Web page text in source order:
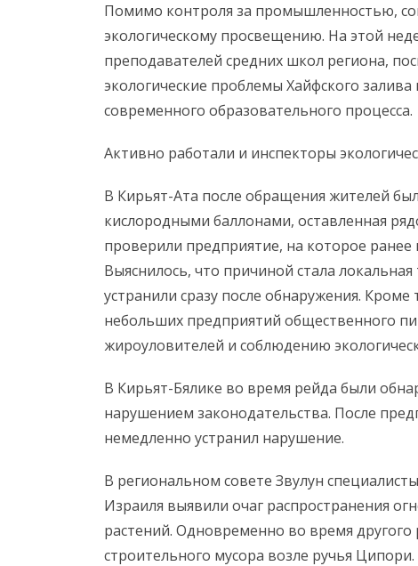
Помимо контроля за промышленностью,
экологическому просвещению. На этой
преподавателей средних школ региона,
экологические проблемы Хайфского
современного образовательного процесса.
Активно работали и инспекторы
В Кирьят-Ата после обращения жителей
кислородными баллонами, оставленная
проверили предприятие, на которое
Выяснилось, что причиной стала
устранили сразу после обнаружения.
небольших предприятий общественного
жироуловителей и соблюдению
В Кирьят-Бялике во время рейда были
нарушением законодательства. После
немедленно устранил нарушение.
В региональном совете Звулун
Израиля выявили очаг распространения
растений. Одновременно во время
строительного мусора возле ручья